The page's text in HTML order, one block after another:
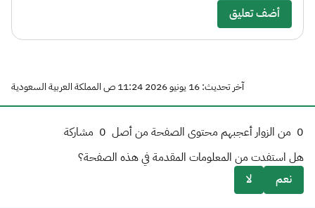
أضف تعليق
آخر تحديث: 16 يونيو 2026 11:24 ص المملكة العربية السعودية
0 من الزوار أعجبهم محتوى الصفحة من أصل 0 مشاركة
هل استفدت من المعلومات المقدمة في هذه الصفحة؟
نعم
لا